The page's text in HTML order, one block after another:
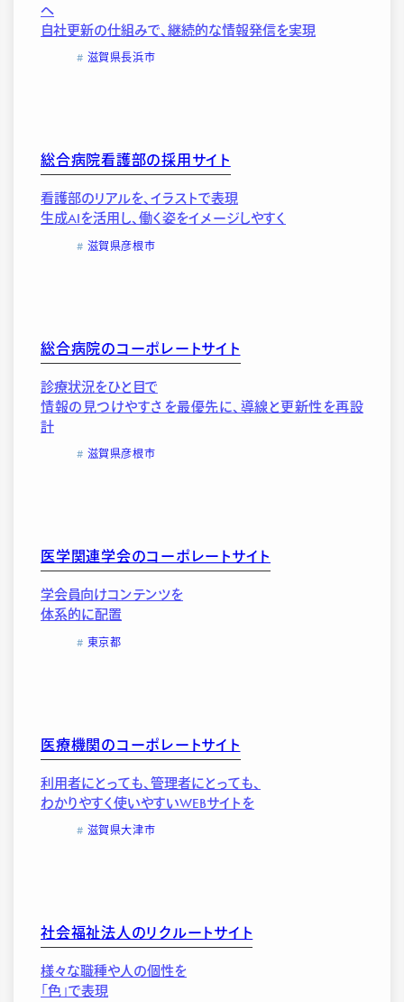
へ
自社更新の仕組みで、継続的な情報発信を実現
滋賀県長浜市
総合病院看護部の採用サイト
看護部のリアルを、イラストで表現
生成AIを活用し、働く姿をイメージしやすく
滋賀県彦根市
総合病院のコーポレートサイト
診療状況をひと目で
情報の見つけやすさを最優先に、導線と更新性を再設
計
滋賀県彦根市
医学関連学会のコーポレートサイト
学会員向けコンテンツを
体系的に配置
東京都
医療機関のコーポレートサイト
利用者にとっても、管理者にとっても、
わかりやすく使いやすいWEBサイトを
滋賀県大津市
社会福祉法人のリクルートサイト
様々な職種や人の個性を
「色」で表現